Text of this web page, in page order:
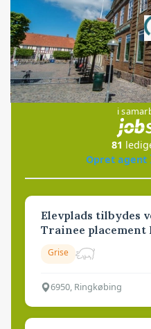
i
81
Opret agent
Elevplads tilbydes
Trainee placement
Grise
6950, Ringkøbing